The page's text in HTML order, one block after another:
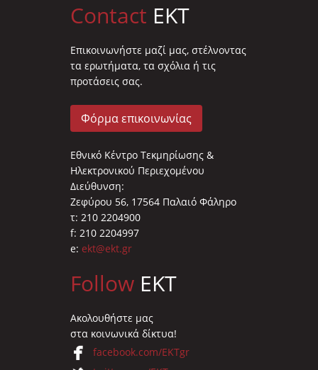
Contact EKT
Επικοινωνήστε μαζί μας, στέλνοντας
τα ερωτήματα, τα σχόλια ή τις
προτάσεις σας.
Φόρμα επικοινωνίας
Εθνικό Κέντρο Τεκμηρίωσης &
Ηλεκτρονικού Περιεχομένου
Διεύθυνση:
Ζεφύρου 56, 17564 Παλαιό Φάληρο
τ: 210 2204900
f: 210 2204997
e: ekt@ekt.gr
Follow EKT
Ακολουθήστε μας
στα κοινωνικά δίκτυα!
facebook.com/EKTgr